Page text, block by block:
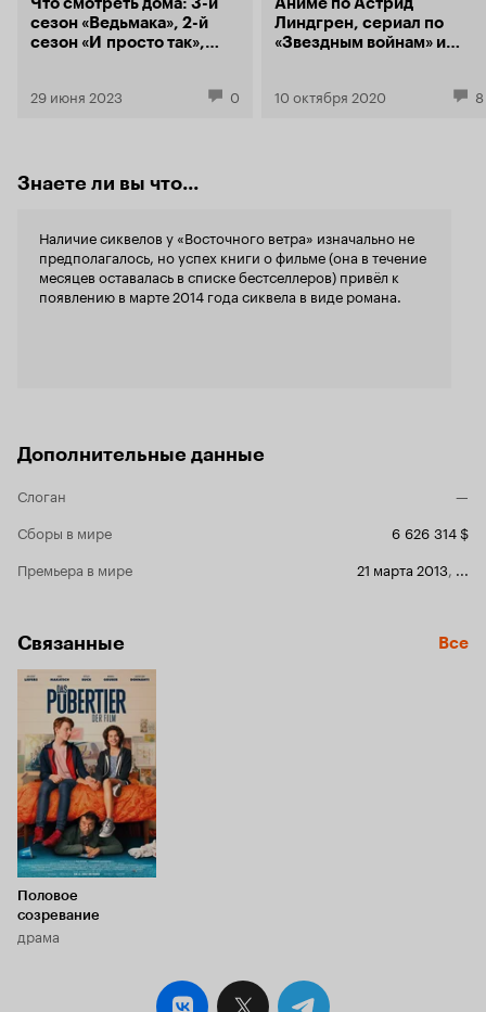
и цветовая
больше
сезон «Ведьмака», 2-й
сезон «И просто так»,
29 июня 2023 0
Линдгрен, сериал по
«Звездным войнам» и
детям на каникулах
10 октября 2020 8
Знаете ли вы что...
Наличие сиквелов у «Восточного ветра» изначально не
предполагалось, но успех книги о фильме (она в течение
месяцев оставалась в списке бестселлеров) привёл к
появлению в марте 2014 года сиквела в виде романа.
Дополнительные данные
Слоган
—
Сборы в мире
6 626 314 $
Премьера в мире
21 марта 2013
Связанные Все
Половое
созревание
драма